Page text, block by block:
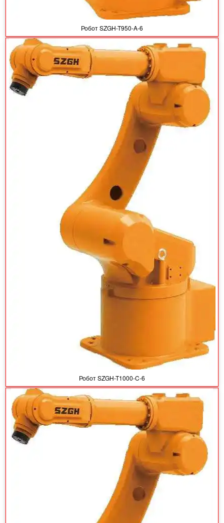
Робот SZGH-T950-A-6
Робот SZGH-T1000-C-6